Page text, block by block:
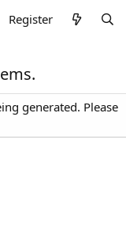
Register
generated. Please